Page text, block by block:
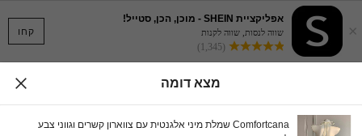
קחו ×
אפליקציית SHEIN - מוכן, הכן, סטייל!
שווה לנסות, שווה לקנות
(1,345)
מצא דומה
Comfortcana שמלת מיני אלגנטית עם צווארון קשרים וגווני צבע